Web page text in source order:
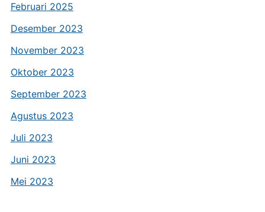
Februari 2025
Desember 2023
November 2023
Oktober 2023
September 2023
Agustus 2023
Juli 2023
Juni 2023
Mei 2023